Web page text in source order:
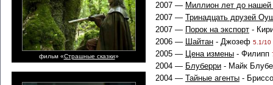
фильм «Страшные сказки»
2007 — Миллион лет до
2007 — Тринадцать друзей
2007 — Порок на экспорт -
2006 — Шайтан - Джозеф 5.1/10
2005 — Цена измены - Филипп
2004 — Блуберри - Майк
2004 — Тайные агенты - Бриссо